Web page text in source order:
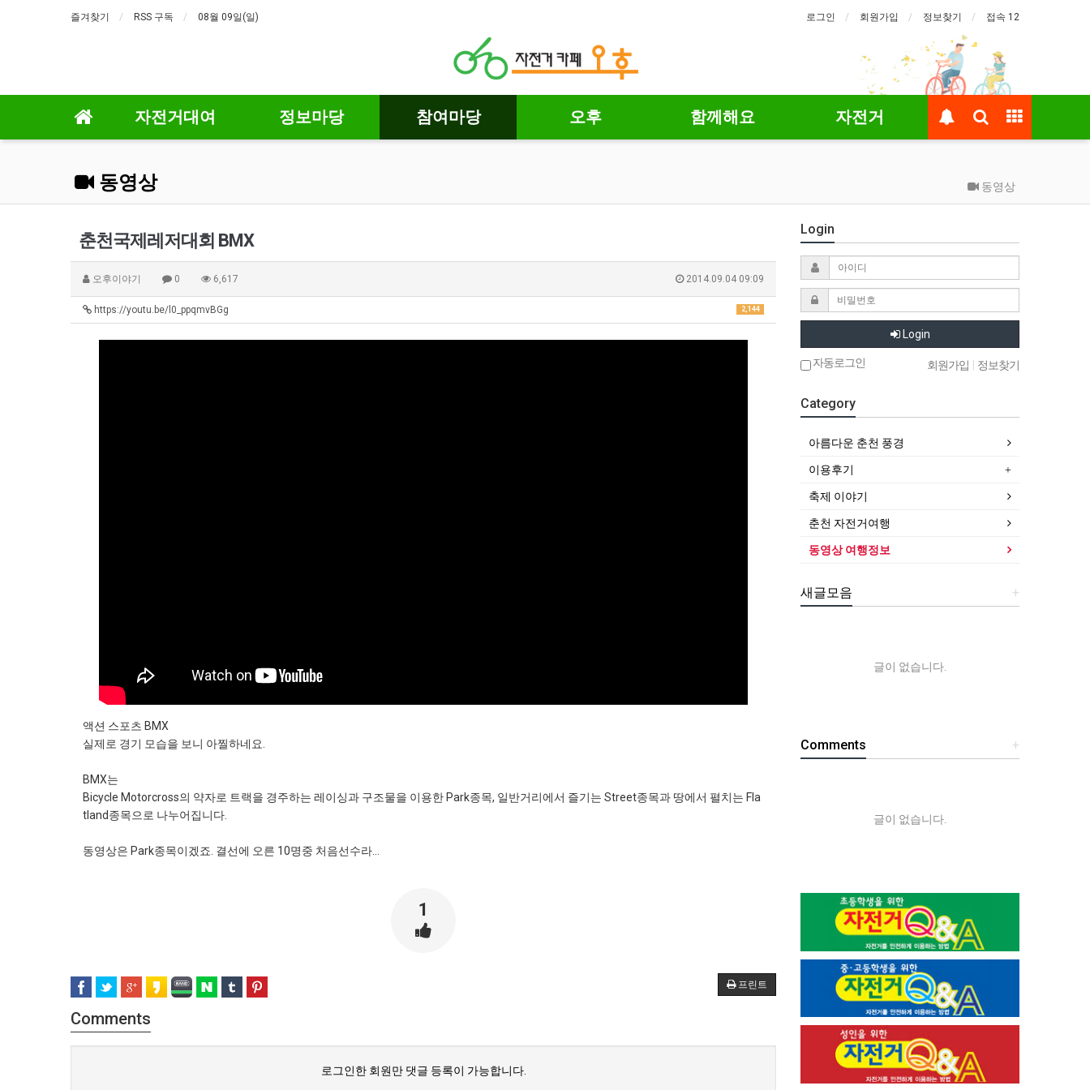
즐겨찾기 RSS 구독 08월 09일(일) 로그인 회원가입 정보찾기 접속 12
자전거대여 정보마당 참여마당 오후 함께해요 자전거
동영상 동영상
춘천국제레저대회 BMX
오후이야기 0 6,617 2014.09.04 09:09
2,144
https://youtu.be/l0_ppqmvBGg
액션 스포츠 BMX
실제로 경기 모습을 보니 아찔하네요.
BMX는
Bicycle Motorcross의 약자로 트랙을 경주하는 레이싱과 구조물을 이용한 Park종목, 일반거리에서 즐기는 Street종목과 땅에서 펼치는 Fla
tland종목으로 나누어집니다.
동영상은 Park종목이겠죠. 결선에 오른 10명중 처음선수라...
1
프린트
Comments
로그인한 회원만 댓글 등록이 가능합니다.
Login
Login
자동로그인 회원가입 정보찾기
Category
아름다운 춘천 풍경
이용후기
축제 이야기
춘천 자전거여행
동영상 여행정보
+
새글모음
글이 없습니다.
+
Comments
글이 없습니다.